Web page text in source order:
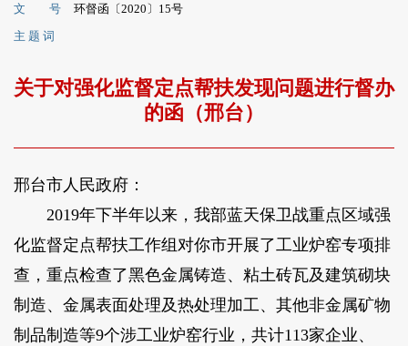
文 号
环督函〔2020〕15号
主 题 词
关于对强化监督定点帮扶发现问题进行督办
的函（邢台）
邢台市人民政府：
2019年下半年以来，我部蓝天保卫战重点区域强
化监督定点帮扶工作组对你市开展了工业炉窑专项排
查，重点检查了黑色金属铸造、粘土砖瓦及建筑砌块
制造、金属表面处理及热处理加工、其他非金属矿物
制品制造等9个涉工业炉窑行业，共计113家企业、